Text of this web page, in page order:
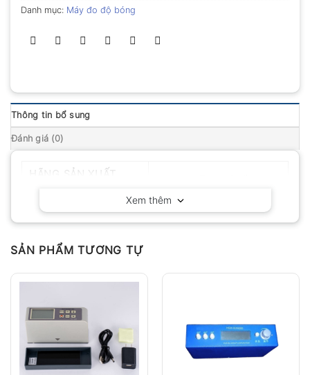
Danh mục: Máy đo độ bóng
Thông tin bổ sung
Đánh giá (0)
Xem thêm
SẢN PHẨM TƯƠNG TỰ